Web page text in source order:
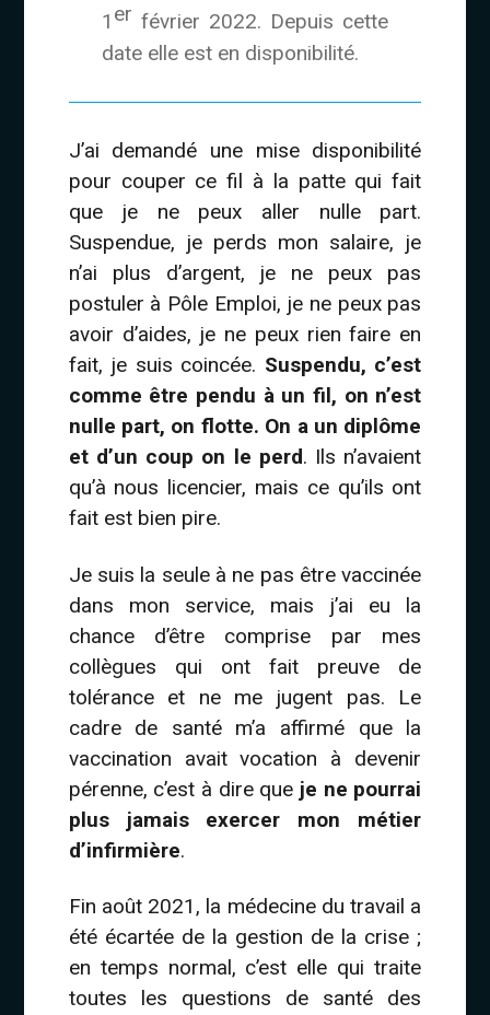
1 er février 2022. Depuis cette
date elle est en disponibilité.
J’ai demandé une mise disponibilité
pour couper ce fil à la patte qui fait
que je ne peux aller nulle part.
Suspendue, je perds mon salaire, je
n’ai plus d’argent, je ne peux pas
postuler à Pôle Emploi, je ne peux pas
avoir d’aides, je ne peux rien faire en
fait, je suis coincée. Suspendu, c’est
comme être pendu à un fil, on n’est
nulle part, on flotte. On a un diplôme
et d’un coup on le perd. Ils n’avaient
qu’à nous licencier, mais ce qu’ils ont
fait est bien pire.
Je suis la seule à ne pas être vaccinée
dans mon service, mais j’ai eu la
chance d’être comprise par mes
collègues qui ont fait preuve de
tolérance et ne me jugent pas. Le
cadre de santé m’a affirmé que la
vaccination avait vocation à devenir
pérenne, c’est à dire que je ne pourrai
plus jamais exercer mon métier
d’infirmière.
Fin août 2021, la médecine du travail a
été écartée de la gestion de la crise ;
en temps normal, c’est elle qui traite
toutes les questions de santé des